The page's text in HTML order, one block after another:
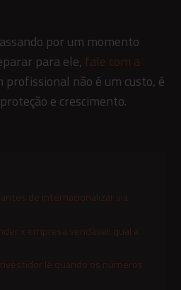
de internacionalizar via
x empresa vendável: qual a
lê quando os números
por um momento
para ele, fale com a
profissional não é um custo, é
e crescimento.